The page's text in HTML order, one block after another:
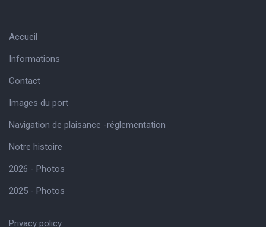
Accueil
Informations
Contact
Images du port
Navigation de plaisance -réglementation
Notre histoire
2026 - Photos
2025 - Photos
Privacy policy